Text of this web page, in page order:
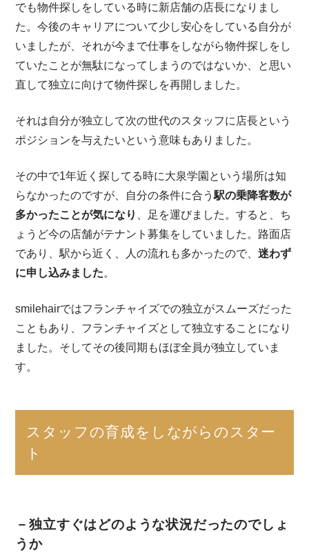
でも物件探しをしている時に新店舗の店長になりまし
た。今後のキャリアについて少し安心をしている自分が
いましたが、それが今まで仕事をしながら物件探しをし
ていたことが無駄になってしまうのではないか、と思い
直して独立に向けて物件探しを再開しました。
それは自分が独立して次の世代のスタッフに店長という
ポジションを与えたいという意味もありました。
その中で1年近く探してる時に大泉学園という場所は知
らなかったのですが、自分の条件に合う駅の乗降客数が
多かったことが気になり
、足を運びました。すると、ち
ょうど今の店舗がテナント募集をしていました。路面店
であり、駅から近く、人の流れも多かったので、迷わず
に申し込みました。
smilehairではフランチャイズでの独立がスムーズだった
こともあり、フランチャイズとして独立することになり
ました。そしてその後同期もほぼ全員が独立していま
す。
スタッフの育成をしながらのスター
ト
－独立すぐはどのような状況だったのでしょ
うか